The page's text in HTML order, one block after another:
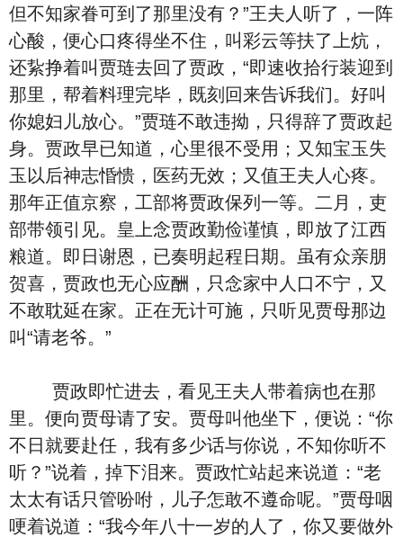
但不知家眷可到了那里没有？”王夫人听了，一阵
心酸，便心口疼得坐不住，叫彩云等扶了上炕，
还紥挣着叫贾琏去回了贾政，“即速收拾行装迎到
那里，帮着料理完毕，既刻回来告诉我们。好叫
你媳妇儿放心。”贾琏不敢违拗，只得辞了贾政起
身。贾政早已知道，心里很不受用；又知宝玉失
玉以后神志惛愦，医药无效；又值王夫人心疼。
那年正值京察，工部将贾政保列一等。二月，吏
部带领引见。皇上念贾政勤俭谨慎，即放了江西
粮道。即日谢恩，已奏明起程日期。虽有众亲朋
贺喜，贾政也无心应酬，只念家中人口不宁，又
不敢耽延在家。正在无计可施，只听见贾母那边
叫“请老爷。”
贾政即忙进去，看见王夫人带着病也在那
里。便向贾母请了安。贾母叫他坐下，便说：“你
不日就要赴任，我有多少话与你说，不知你听不
听？”说着，掉下泪来。贾政忙站起来说道：“老
太太有话只管吩咐，儿子怎敢不遵命呢。”贾母咽
哽着说道：“我今年八十一岁的人了，你又要做外